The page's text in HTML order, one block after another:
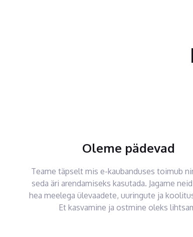
Oleme pädevad
Teame täpselt mis e-kaubanduses toimub
seda äri arendamiseks kasutada. Jagame
hea meelega ülevaadete, uuringute ja
Et kasvamine ja ostmine oleks